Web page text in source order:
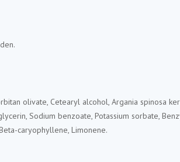
olivate, Cetearyl alcohol, Argania spinosa
Sodium benzoate, Potassium sorbate,
caryophyllene, Limonene.